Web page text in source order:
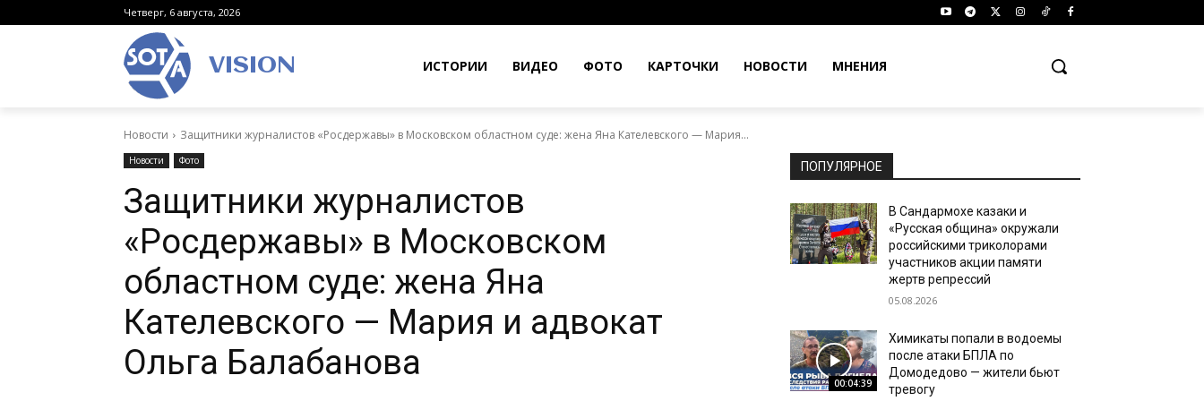
Четверг, 6 августа, 2026
VISION ИСТОРИИ ВИДЕО ФОТО КАРТОЧКИ НОВОСТИ МНЕНИЯ
Новости Защитники журналистов «Росдержавы» в Московском областном суде: жена Яна Кателевского — Мария...
Новости Фото
Защитники журналистов
«Росдержавы» в Московском
областном суде: жена Яна
Кателевского — Мария и адвокат
Ольга Балабанова
ПОПУЛЯРНОЕ
В Сандармохе казаки и
«Русская община» окружали
российскими триколорами
участников акции памяти
жертв репрессий
05.08.2026
00:04:39
Химикаты попали в водоемы
после атаки БПЛА по
Домодедово — жители бьют
тревогу